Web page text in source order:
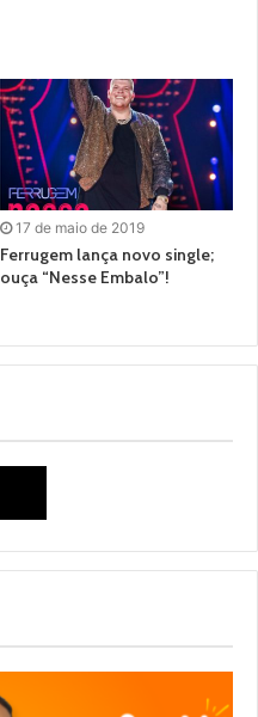
17 de maio de 2019
Ferrugem lança novo single;
ouça “Nesse Embalo”!